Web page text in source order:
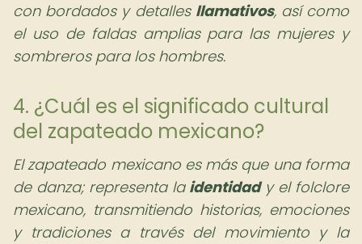
con bordados y detalles llamativos, así como
el uso de faldas amplias para las mujeres y
sombreros para los hombres.
4. ¿Cuál es el significado cultural
del zapateado mexicano?
El zapateado mexicano es más que una forma
de danza; representa la identidady el folclore
mexicano, transmitiendo historias, emociones
y tradiciones a través del movimiento y la